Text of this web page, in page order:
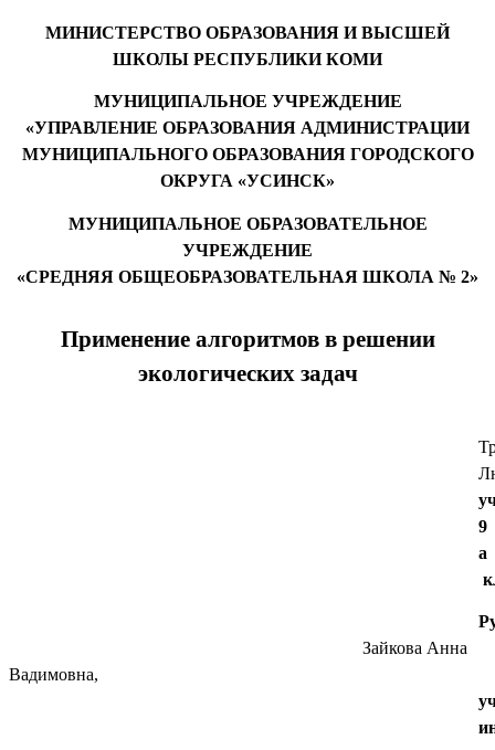
МИНИСТЕРСТВО ОБРАЗОВАНИЯ И ВЫСШЕЙ
ШКОЛЫ РЕСПУБЛИКИ КОМИ
МУНИЦИПАЛЬНОЕ УЧРЕЖДЕНИЕ
«УПРАВЛЕНИЕ ОБРАЗОВАНИЯ АДМИНИСТРАЦИИ
МУНИЦИПАЛЬНОГО ОБРАЗОВАНИЯ ГОРОДСКОГО
ОКРУГА «УСИНСК»
МУНИЦИПАЛЬНОЕ ОБРАЗОВАТЕЛЬНОЕ
УЧРЕЖДЕНИЕ
«СРЕДНЯЯ ОБЩЕОБРАЗОВАТЕЛЬНАЯ ШКОЛА № 2»
Применение алгоритмов в решении
экологических задач
9
а
Зайкова Анна
Вадимовна,